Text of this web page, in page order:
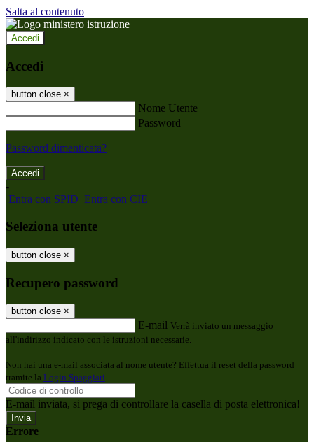
Salta al contenuto
Accedi
Accedi
button close ×
Nome Utente
Password
Password dimenticata?
-
Entra con SPID Entra con CIE
Seleziona utente
button close ×
Recupero password
button close ×
E-mail Verrà inviato un messaggio
all'indirizzo indicato con le istruzioni necessarie.
Non hai una e-mail associata al nome utente? Effettua il reset della password
tramite la Login Spaggiari
E-mail inviata, si prega di controllare la casella di posta elettronica!
Errore